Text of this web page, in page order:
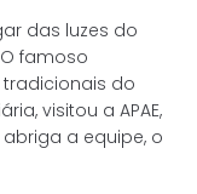
das luzes do
famoso
do
visitou a APAE,
a equipe, o